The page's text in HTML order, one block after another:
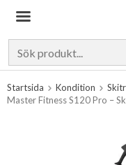
Startsida Kondition
Master Fitness S120 Pro –